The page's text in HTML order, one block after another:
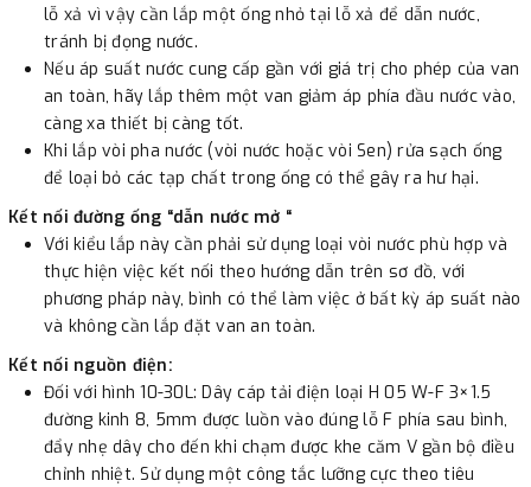
lỗ xả vì vậy cần lắp một ống nhỏ tại lỗ xả để dẫn nước,
tránh bị đọng nước.
Nếu áp suất nước cung cấp gần với giá trị cho phép của van
an toàn, hãy lắp thêm một van giảm áp phía đầu nước vào,
càng xa thiết bị càng tốt.
Khi lắp vòi pha nước (vòi nước hoặc vòi Sen) rửa sạch ống
để loại bỏ các tạp chất trong ống có thể gây ra hư hại.
Kết nối đường ống “dẫn nước mở “
Với kiểu lắp này cần phải sử dụng loại vòi nước phù hợp và
thực hiện việc kết nối theo hướng dẫn trên sơ đồ, với
phương pháp này, bình có thể làm việc ở bất kỳ áp suất nào
và không cần lắp đặt van an toàn.
Kết nối nguồn điện:
Đối với hình 10-30L: Dây cáp tải điện loại H 05 W-F 3×1.5
đường kinh 8, 5mm được luồn vào đúng lỗ F phía sau bình,
đẩy nhẹ dây cho đến khi chạm được khe căm V gần bộ điều
chỉnh nhiệt. Sử dụng một công tắc lưỡng cực theo tiêu